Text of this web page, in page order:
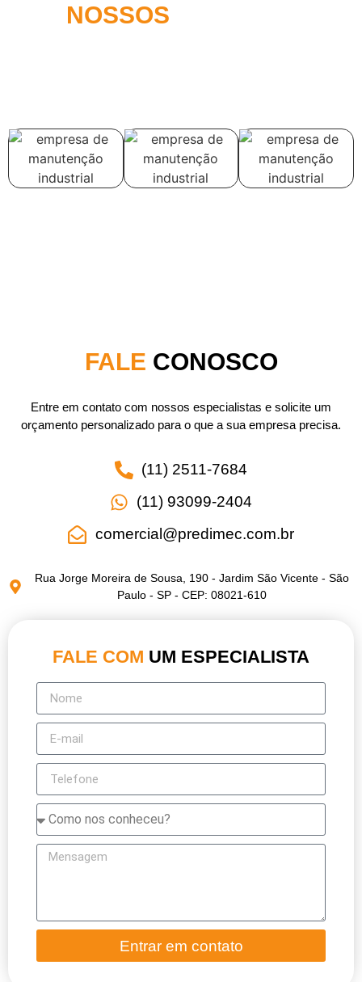
NOSSOS
FALE CONOSCO
Entre em contato com nossos especialistas e solicite um
orçamento personalizado para o que a sua empresa precisa.
(11) 2511-7684
(11) 93099-2404
comercial@predimec.com.br
Rua Jorge Moreira de Sousa, 190 - Jardim São Vicente - São
Paulo - SP - CEP: 08021-610
FALE COM UM ESPECIALISTA
Entrar em contato